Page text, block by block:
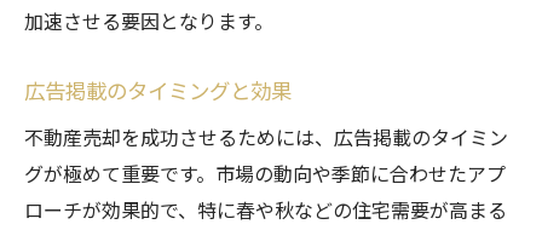
加速させる要因となります。
広告掲載のタイミングと効果
不動産売却を成功させるためには、広告掲載のタイミン
グが極めて重要です。市場の動向や季節に合わせたアプ
ローチが効果的で、特に春や秋などの住宅需要が高まる